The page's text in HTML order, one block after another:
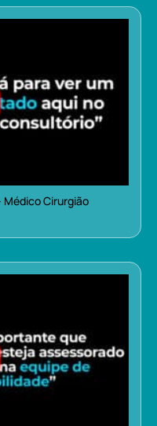
Médico Cirurgião